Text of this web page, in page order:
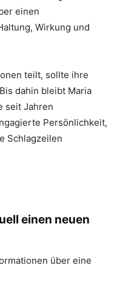
einen
Wirkung und
teilt, sollte ihre
dahin bleibt Maria
seit Jahren
Persönlichkeit,
Schlagzeilen
einen neuen
über eine